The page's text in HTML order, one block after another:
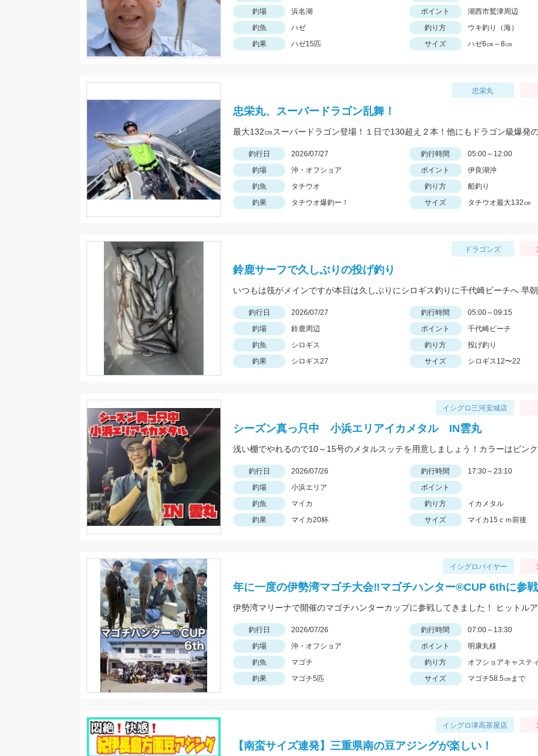
釣場
浜名湖 ポイント
湖西市鷲津周辺
釣魚
ハゼ 釣り方
ウキ釣り（海）
釣果
ハゼ15匹 サイズ ハゼ6㎝～8㎝
忠栄丸
忠栄丸、スーパードラゴン乱舞！
釣行日 2026/07/27 釣行時間
05:00～12:00
釣場
沖・オフショア ポイント
伊良湖沖
釣魚
タチウオ 釣り方
船釣り
釣果
タチウオ爆釣ー！ サイズ タチウオ最大132㎝
ドラゴンズ
鈴鹿サーフで久しぶりの投げ釣り
釣行日 2026/07/27 釣行時間
05:00～09:15
釣場
鈴鹿周辺 ポイント
千代崎ビーチ
釣魚
シロギス 釣り方
投げ釣り
釣果
シロギス27 サイズ シロギス12〜22
イシグロ三河安城店
シーズン真っ只中 小浜エリアイカメタル IN雲丸
釣行日 2026/07/26 釣行時間
17:30～23:10
釣場
小浜エリア
ポイント
釣魚
マイカ 釣り方
イカメタル
釣果
マイカ20杯 サイズ マイカ15ｃｍ前後
イシグロバイヤー
年に一度の伊勢湾マゴチ大会‼マゴチハンター®︎CUP 6thに参戦
釣行日 2026/07/26 釣行時間
07:00～13:30
釣場
沖・オフショア ポイント
明康丸様
釣魚
マゴチ 釣り方
オフショアキャステ
釣果
マゴチ5匹 サイズ マゴチ58.5㎝まで
イシグロ津高茶屋店
【南蛮サイズ連発】三重県南の豆アジングが楽しい！